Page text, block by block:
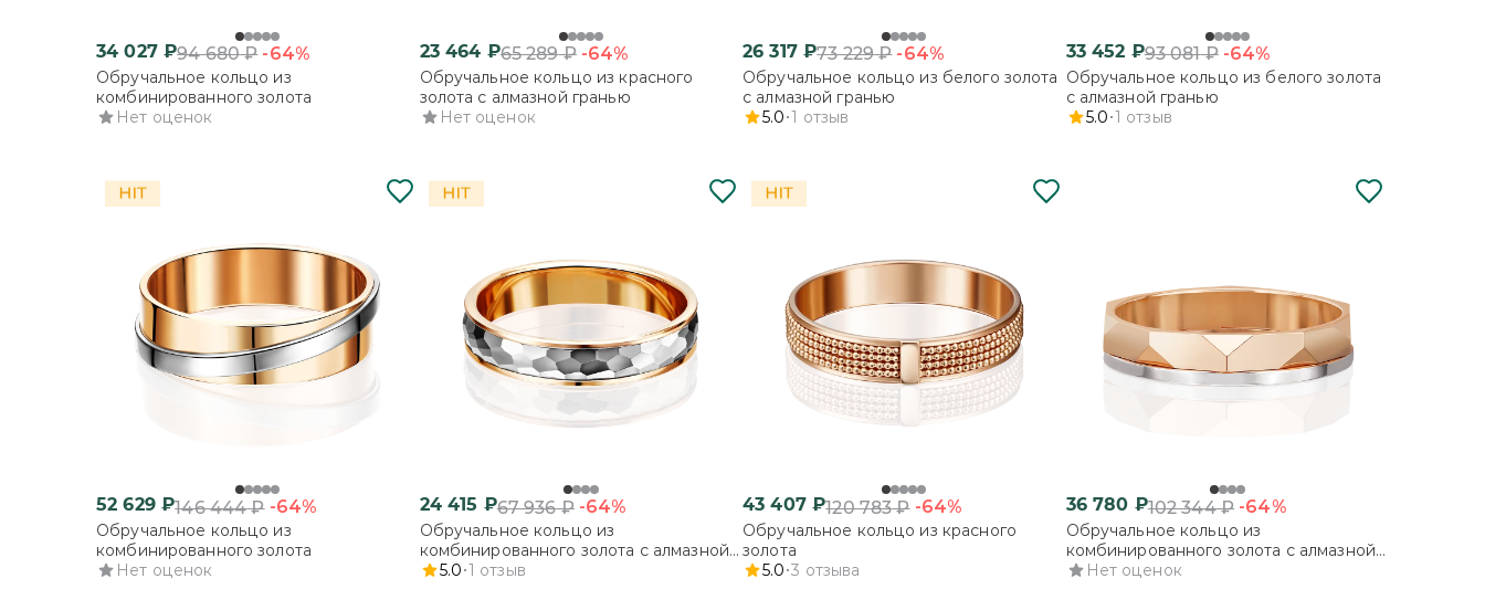
34 027₽94 680₽ -64%
Обручальное кольцо из
комбинированного золота
Нет оценок
23 464 ₽65 289₽ -64%
Обручальное кольцо из красного
золота с алмазной гранью
Нет оценок
26 317₽73 229₽ -64%
Обручальное кольцо из белого золота
с алмазной гранью
5.0 1 отзыв
33 452 ₽93 081₽ -64%
Обручальное кольцо из белого золота
с алмазной гранью
5.0 1 отзыв
52 629₽146 444₽ -64%
Обручальное кольцо из
комбинированного золота
Нет оценок
24 415 ₽67 936₽ -64%
Обручальное кольцо из
комбинированного золота с алмазной
гранью
5.0 1 отзыв
43 407₽120 783₽ -64%
Обручальное кольцо из красного
золота
5.0 3 отзыва
36 780 ₽102 344₽ -64%
Обручальное кольцо из
комбинированного золота с алмазной
гранью
Нет оценок